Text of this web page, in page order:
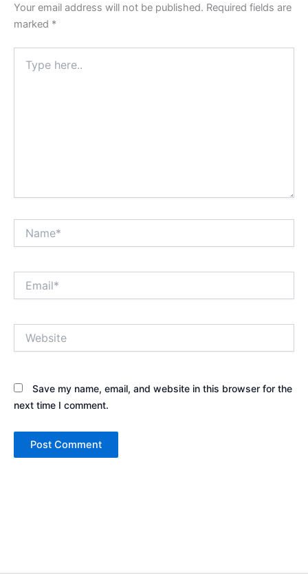
Your email address will not be published. Required fields are
marked *
here..
Save my name, email, and website in this browser for the
next time I comment.